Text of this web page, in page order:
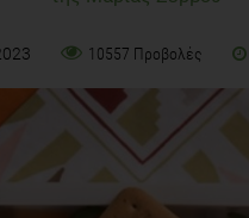
10557 Προβολές